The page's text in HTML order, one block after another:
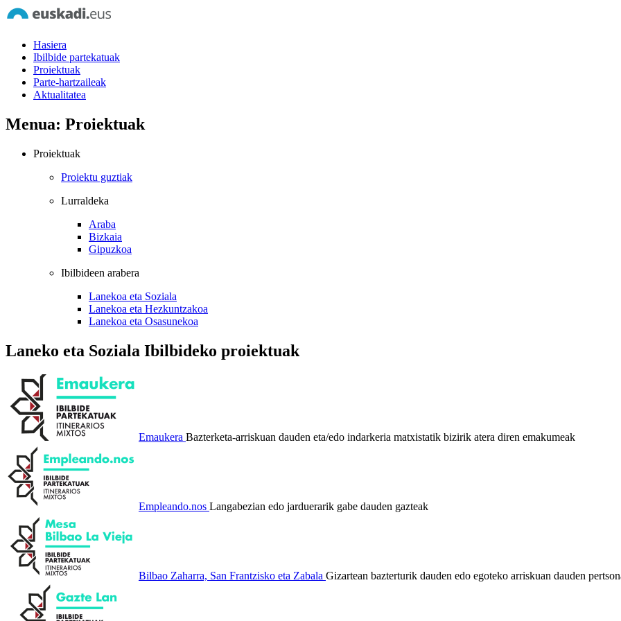
Hasiera
Ibilbide partekatuak
Proiektuak
Parte-hartzaileak
Aktualitatea
Menua: Proiektuak
Proiektuak
Proiektu guztiak
Lurraldeka
Araba
Bizkaia
Gipuzkoa
Ibilbideen arabera
Lanekoa eta Soziala
Lanekoa eta Hezkuntzakoa
Lanekoa eta Osasunekoa
Laneko eta Soziala Ibilbideko proiektuak
Emaukera Bazterketa-arriskuan dauden eta/edo indarkeria matxistatik bizirik atera diren emakumeak
Empleando.nos Langabezian edo jarduerarik gabe dauden gazteak
Bilbao Zaharra, San Frantzisko eta Zabala Gizartean bazterturik dauden edo egoteko arriskuan dauden